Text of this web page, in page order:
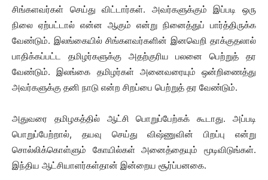
சிங்களவர்கள் செய்து விட்டார்கள். அவர்களுக்கும் இப்படி ஒரு
நிலை ஏற்பட்டால் என்ன ஆகும் என்று நினைத்துப் பார்த்திருக்க
வேண்டும். இலங்கையில் சிங்களவர்களின் இனவெறி தாக்குதலால்
பாதிக்கப்பட்ட தமிழர்களுக்கு அதற்குரிய பலனை பெற்றுத் தர
வேண்டும். இலங்கை தமிழர்கள் அனைவரையும் ஒன்றிணைத்து
அவர்களுக்கு தனி நாடு என்ற சிறப்பை பெற்றுத் தர வேண்டும்.
அதுவரை தமிழகத்தில் ஆட்சி பொறுப்பேற்கக் கூடாது. அப்படி
பொறுப்பேற்றால், தயவு செய்து விஷ்ணுவின் பிறப்பு என்று
சொல்லிக்கொள்ளும் கோயில்கள் அனைத்தையும் மூடிவிடுங்கள்.
இந்திய ஆட்சியாளர்கள்தான் இன்றைய சூர்ப்பனகை.